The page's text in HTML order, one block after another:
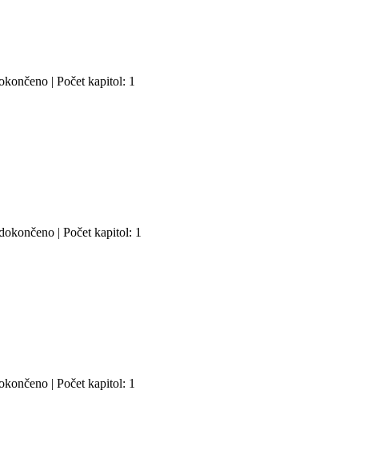
| Počet kapitol: 1
| Počet kapitol: 1
| Počet kapitol: 1